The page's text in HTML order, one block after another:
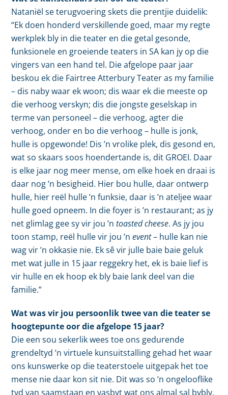
Nataniël se terugvoering skets die prentjie duidelik:
“Ek doen honderd verskillende goed, maar my regte
werkplek bly in die teater en die getal gesonde,
funksionele en groeiende teaters in SA kan jy op die
vingers van een hand tel. Die afgelope paar jaar
beskou ek die Fairtree Atterbury Teater as my familie
– dis naby waar ek woon; dis waar ek die meeste op
die verhoog verskyn; dis die jongste geselskap in
terme van personeel – die verhoog, agter die
verhoog, onder en bo die verhoog – hulle is jonk,
hulle is opgewonde! Dis ’n vrolike plek, dis gesond en,
wat so skaars soos hoendertande is, dit GROEI. Daar
is elke jaar nog meer mense, om elke hoek en draai is
daar nog ’n besigheid. Hier bou hulle, daar ontwerp
hulle, hier reël hulle ’n funksie, daar is ’n ateljee waar
hulle goed opneem. In die foyer is ’n restaurant; as jy
net glimlag gee sy vir jou ’ntoasted cheese. As jy jou
toon stamp, reël hulle vir jou ’nevent– hulle kan nie
wag vir ’n okkasie nie. Ek sê vir julle baie baie geluk
met wat julle in 15 jaar reggekry het, ek is baie lief is
vir hulle en ek hoop ek bly baie lank deel van die
familie.”
Wat was vir jou persoonlik twee van die teater se
hoogtepunte oor die afgelope 15 jaar?
Die een sou sekerlik wees toe ons gedurende
grendeltyd ’n virtuele kunsuitstalling gehad het waar
ons kunswerke op die teaterstoele uitgepak het toe
mense nie daar kon sit nie. Dit was so ’n ongelooflike
tyd van saamstaan en vasbyt wat ons almal sal bybly.